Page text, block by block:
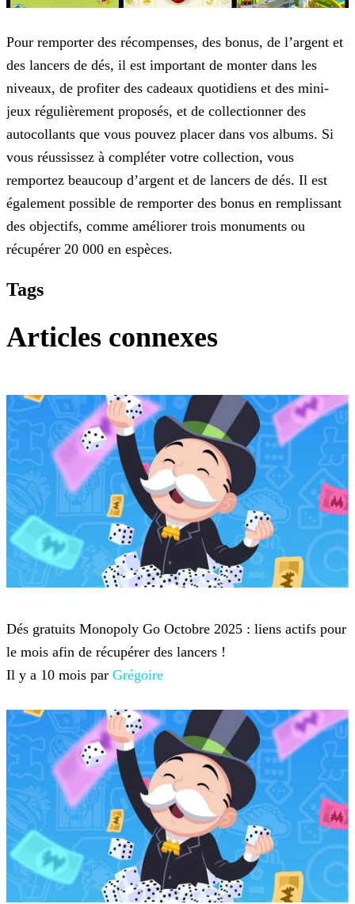
Pour remporter des récompenses, des bonus, de l’argent et
des lancers de dés, il est important de monter dans les
niveaux, de profiter des cadeaux quotidiens et des mini-
jeux régulièrement proposés, et de collectionner des
autocollants que vous pouvez placer dans vos albums. Si
vous réussissez à compléter votre collection, vous
remportez beaucoup d’argent et de lancers de dés. Il est
également possible de remporter des bonus en remplissant
des objectifs, comme améliorer trois monuments ou
récupérer 20 000 en espèces.
Tags
Articles connexes
Dés gratuits Monopoly Go Octobre 2025 : liens actifs pour
le mois afin de récupérer des lancers !
Il y a 10 mois par Grégoire